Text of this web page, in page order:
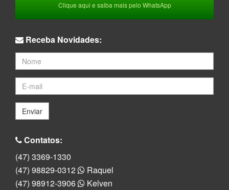
Clique aqui e saiba mais pelo WhatsApp
Receba Novidades:
Enviar
Contatos:
(47) 3369-1330
(47) 98829-0312
Raquel
(47) 98912-3906
Kelven